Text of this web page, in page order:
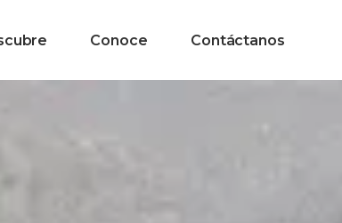
Conoce Contáctanos